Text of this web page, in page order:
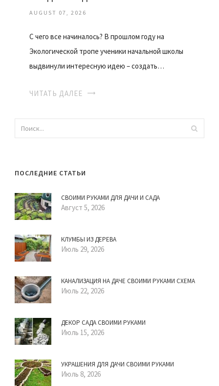
AUGUST 07, 2026
С чего все начиналось? В прошлом году на
Экологической тропе ученики начальной школы
выдвинули интересную идею – создать…
ЧИТАТЬ ДАЛЕЕ
ПОСЛЕДНИЕ СТАТЬИ
СВОИМИ РУКАМИ ДЛЯ ДАЧИ И САДА
Август 5, 2026
КЛУМБЫ ИЗ ДЕРЕВА
Июль 29, 2026
КАНАЛИЗАЦИЯ НА ДАЧЕ СВОИМИ РУКАМИ СХЕМА
Июль 22, 2026
ДЕКОР САДА СВОИМИ РУКАМИ
Июль 15, 2026
УКРАШЕНИЯ ДЛЯ ДАЧИ СВОИМИ РУКАМИ
Июль 8, 2026